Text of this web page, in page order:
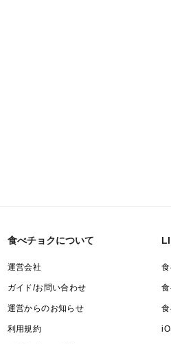
食べチョクについて
運営会社
ガイド/お問い合わせ
運営からのお知らせ
利用規約